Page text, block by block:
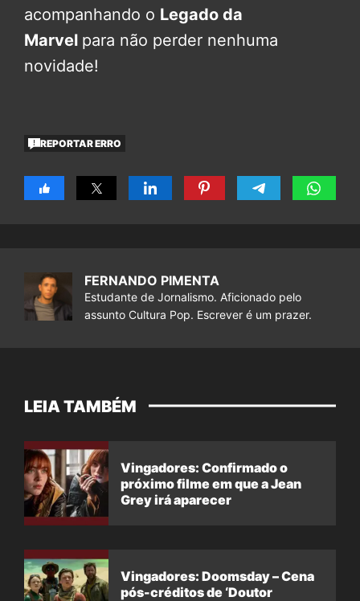
acompanhando o Legado da
Marvel para não perder nenhuma
novidade!
REPORTAR ERRO
FERNANDO PIMENTA
Estudante de Jornalismo. Aficionado pelo
assunto Cultura Pop. Escrever é um prazer.
LEIA TAMBÉM
Vingadores: Confirmado o
próximo filme em que a Jean
Grey irá aparecer
Vingadores: Doomsday – Cena
pós-créditos de ‘Doutor